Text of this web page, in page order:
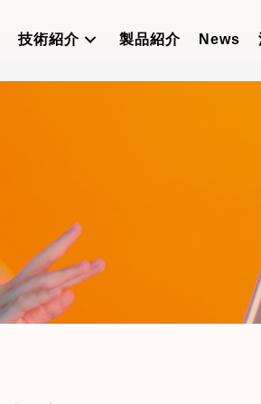
技術紹介 製品紹介 News